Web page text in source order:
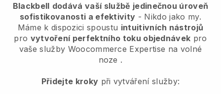
Blackbell dodává vaší službě jedinečnou úroveň
sofistikovanosti a efektivity - Nikdo jako my.
Máme k dispozici spoustu intuitivních nástrojů
pro vytvoření perfektního toku objednávek pro
vaše služby Woocommerce Expertise na volné
noze .
Přidejte kroky při vytváření služby: